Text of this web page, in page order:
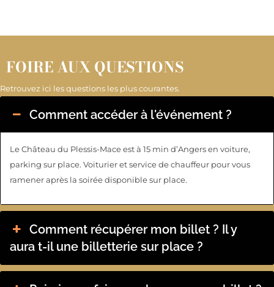
FOIRE AUX QUESTIONS
Retrouvez ici les questions les plus courantes.
Comment accéder à l'événement ?
Le Château du Plessis-Mace est à 15 min d’Angers en voiture,
parking sur place. Voiturier et service de chauffeur pour vous
ramener après la soirée disponible sur place.
Comment récupérer mon billet ? Il y
aura t-il une billetterie sur place ?